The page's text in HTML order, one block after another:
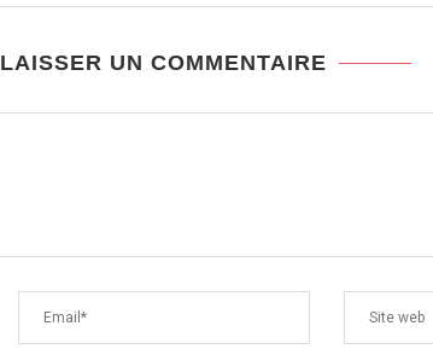
LAISSER UN COMMENTAIRE